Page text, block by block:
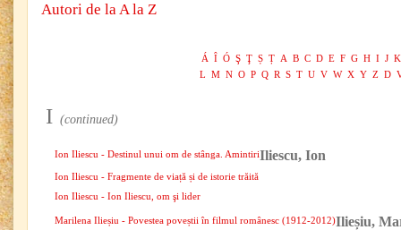
Autori de la A la Z
Á Î Ó Ş Ţ Ș Ț A B C D E F G H I J K
L M N O P Q R S T U V W X Y Z D
I (continued)
Iliescu, Ion
Ion Iliescu - Destinul unui om de stânga. Amintiri
Ion Iliescu - Fragmente de viață și de istorie trăită
Ion Iliescu - Ion Iliescu, om şi lider
Ilieșiu,
Marilena Ilieșiu - Povestea poveștii în filmul românesc (1912-2012)